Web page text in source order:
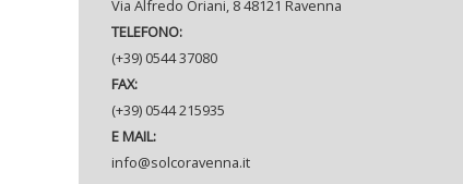
Via Alfredo Oriani, 8 48121 Ravenna
TELEFONO:
(+39) 0544 37080
FAX:
(+39) 0544 215935
E MAIL:
info@solcoravenna.it